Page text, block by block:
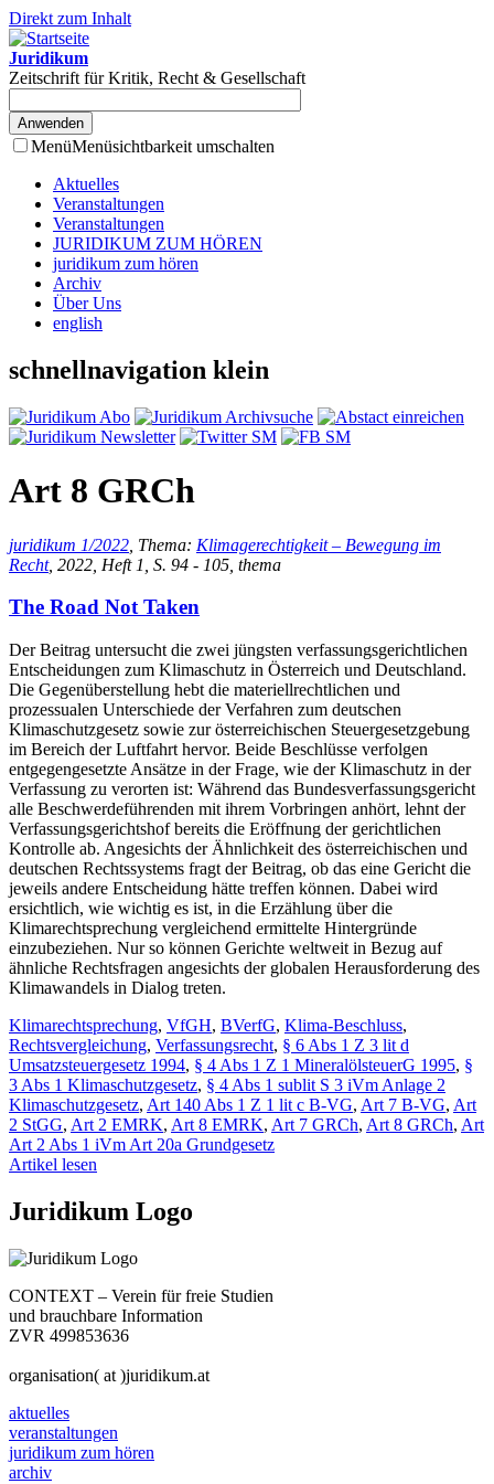
Direkt zum Inhalt
Juridikum
Zeitschrift für Kritik, Recht & Gesellschaft
MenüMenüsichtbarkeit umschalten
Aktuelles
Veranstaltungen
Veranstaltungen
JURIDIKUM ZUM HÖREN
juridikum zum hören
Archiv
Über Uns
english
schnellnavigation klein
Art 8 GRCh
juridikum 1/2022 , Thema: Klimagerechtigkeit – Bewegung im
Recht, 2022, Heft 1, S. 94 - 105, thema
The Road Not Taken
Der Beitrag untersucht die zwei jüngsten verfassungsgerichtlichen
Entscheidungen zum Klimaschutz in Österreich und Deutschland.
Die Gegenüberstellung hebt die materiellrechtlichen und
prozessualen Unterschiede der Verfahren zum deutschen
Klimaschutzgesetz sowie zur österreichischen Steuergesetzgebung
im Bereich der Luftfahrt hervor. Beide Beschlüsse verfolgen
entgegengesetzte Ansätze in der Frage, wie der Klimaschutz in der
Verfassung zu verorten ist: Während das Bundesverfassungsgericht
alle Beschwerdeführenden mit ihrem Vorbringen anhört, lehnt der
Verfassungsgerichtshof bereits die Eröffnung der gerichtlichen
Kontrolle ab. Angesichts der Ähnlichkeit des österreichischen und
deutschen Rechtssystems fragt der Beitrag, ob das eine Gericht die
jeweils andere Entscheidung hätte treffen können. Dabei wird
ersichtlich, wie wichtig es ist, in die Erzählung über die
Klimarechtsprechung vergleichend ermittelte Hintergründe
einzubeziehen. Nur so können Gerichte weltweit in Bezug auf
ähnliche Rechtsfragen angesichts der globalen Herausforderung des
Klimawandels in Dialog treten.
Klimarechtsprechung, VfGH, BVerfG, Klima-Beschluss,
Rechtsvergleichung, Verfassungsrecht, § 6 Abs 1 Z 3 lit d
Umsatzsteuergesetz 1994, § 4 Abs 1 Z 1 MineralölsteuerG 1995, §
3 Abs 1 Klimaschutzgesetz, § 4 Abs 1 sublit S 3 iVm Anlage 2
Klimaschutzgesetz, Art 140 Abs 1 Z 1 lit c B-VG, Art 7 B-VG, Art
2 StGG, Art 2 EMRK, Art 8 EMRK, Art 7 GRCh, Art 8 GRCh, Art
Art 2 Abs 1 iVm Art 20a Grundgesetz
Artikel lesen
Juridikum Logo
CONTEXT – Verein für freie Studien
und brauchbare Information
ZVR 499853636
organisation( at )juridikum.at
aktuelles
veranstaltungen
juridikum zum hören
archiv